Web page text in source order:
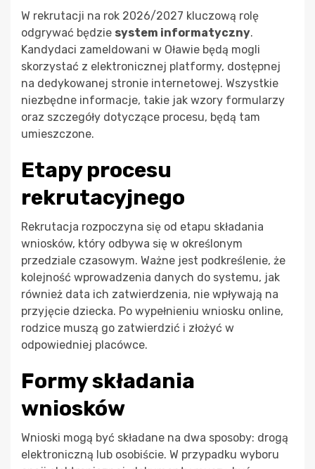
W rekrutacji na rok 2026/2027 kluczową rolę
odgrywać będzie system informatyczny.
Kandydaci zameldowani w Oławie będą mogli
skorzystać z elektronicznej platformy, dostępnej
na dedykowanej stronie internetowej. Wszystkie
niezbędne informacje, takie jak wzory formularzy
oraz szczegóły dotyczące procesu, będą tam
umieszczone.
Etapy procesu
rekrutacyjnego
Rekrutacja rozpoczyna się od etapu składania
wniosków, który odbywa się w określonym
przedziale czasowym. Ważne jest podkreślenie, że
kolejność wprowadzenia danych do systemu, jak
również data ich zatwierdzenia, nie wpływają na
przyjęcie dziecka. Po wypełnieniu wniosku online,
rodzice muszą go zatwierdzić i złożyć w
odpowiedniej placówce.
Formy składania
wniosków
Wnioski mogą być składane na dwa sposoby: drogą
elektroniczną lub osobiście. W przypadku wyboru